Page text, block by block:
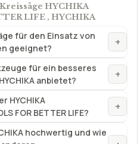
HYCHIKA
LIFE , HYCHIKA
für den Einsatz von
geeignet?
+
für ein besseres
anbietet?
+
HYCHIKA
FOR BETTER LIFE?
+
hochwertig und wie